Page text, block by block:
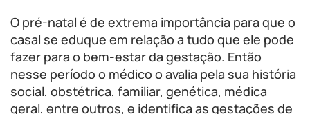
O pré-natal é de extrema importância para que o
casal se eduque em relação a tudo que ele pode
fazer para o bem-estar da gestação. Então
nesse período o médico o avalia pela sua história
social, obstétrica, familiar, genética, médica
geral, entre outros, e identifica as gestações de